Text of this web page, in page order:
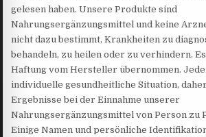
gelesen haben. Unsere Produkte sind
Nahrungsergänzungsmittel und keine
nicht dazu bestimmt, Krankheiten zu
behandeln, zu heilen oder zu verhindern.
Haftung vom Hersteller übernommen.
individuelle gesundheitliche Situation,
Ergebnisse bei der Einnahme unserer
Nahrungsergänzungsmittel von Person zu
Einige Namen und persönliche